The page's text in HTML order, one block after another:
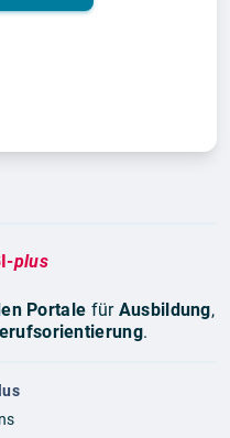
plus
Portale für Ausbildung,
.